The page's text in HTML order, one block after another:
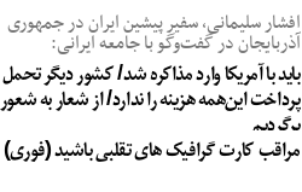
افشار سلیمانی، سفیر پیشین ایران در جمهوری
آذربایجان در گفت‌وگو با جامعه ایرانی:
باید با آمریکا وارد مذاکره شد/ کشور دیگر تحمل
پرداخت این‌همه هزینه را ندارد/ از شعار به شعور
برگردیم
مراقب کارت گرافیک های تقلبی باشید (فوری)